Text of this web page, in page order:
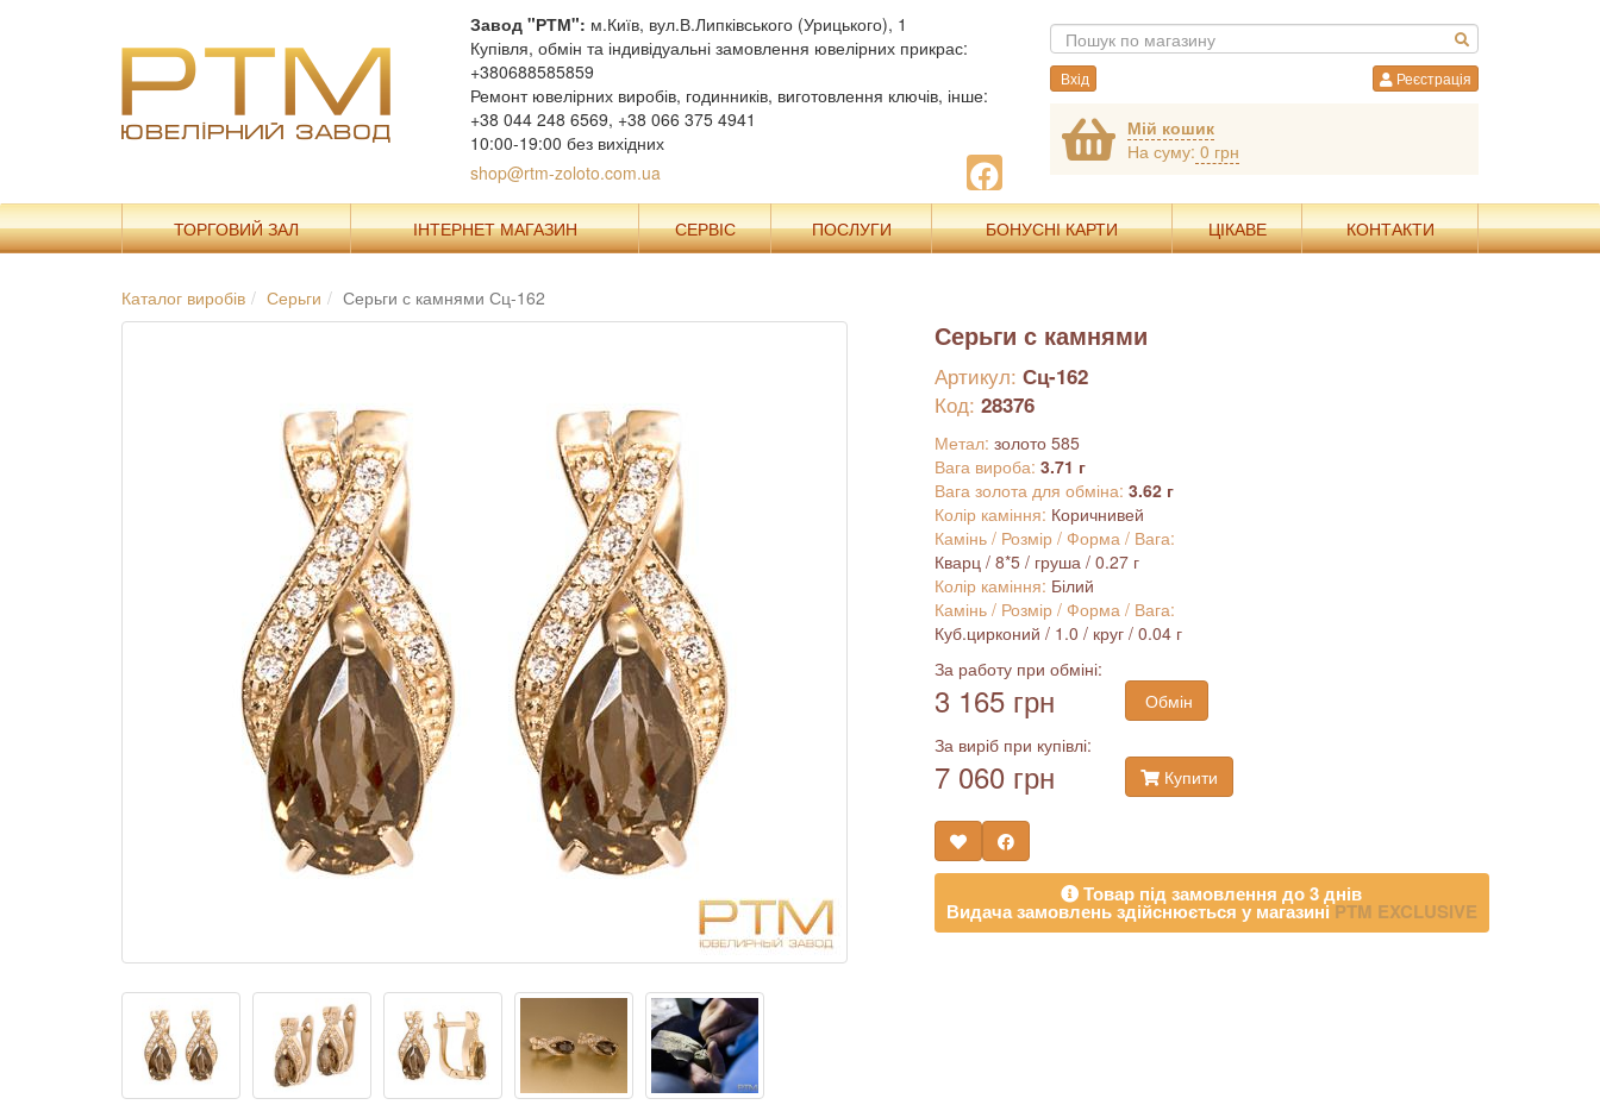
Завод "РТМ": м.Київ, вул.В.Липківського (Урицького), 1
Купівля, обмін та індивідуальні замовлення ювелірних прикрас:
+380688585859
Ремонт ювелірних виробів, годинників, виготовлення ключів, інше:
+38 044 248 6569, +38 066 375 4941
10:00-19:00 без вихідних
shop@rtm-zoloto.com.ua
Вхід Реєстрація
Мій кошик
На суму: 0 грн
ТОРГОВИЙ ЗАЛ ІНТЕРНЕТ МАГАЗИН СЕРВІС ПОСЛУГИ БОНУСНІ КАРТИ ЦІКАВЕ КОНТАКТИ
Каталог виробів Серьги Серьги с камнями Сц-162
Серьги с камнями
Артикул: Сц-162
Код: 28376
Метал: золото 585
Вага вироба: 3.71 г
Вага золота для обміна: 3.62 г
Колір каміння: Коричнивей
Камінь / Розмір / Форма / Вага:
Кварц / 8*5 / груша / 0.27 г
Колір каміння: Білий
Камінь / Розмір / Форма / Вага:
Куб.цирконий / 1.0 / круг / 0.04 г
За работу при обміні:
3 165 грн
Обмін
За виріб при купівлі:
7 060 грн Купити
Товар під замовлення до 3 днів
Видача замовлень здійснюється у магазиніPTM EXCLUSIVE